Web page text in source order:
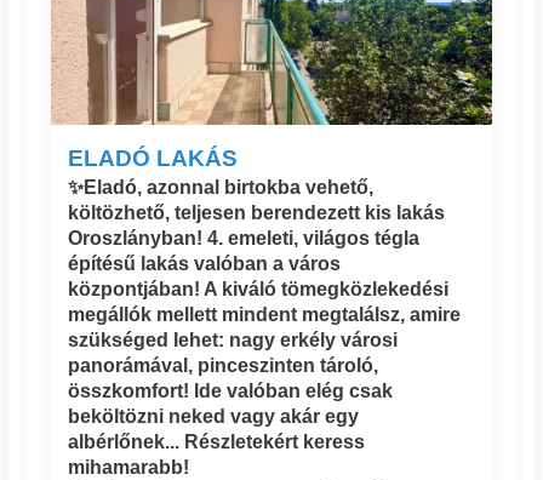
ELADÓ LAKÁS
✨Eladó, azonnal birtokba vehető,
költözhető, teljesen berendezett kis lakás
Oroszlányban! 4. emeleti, világos tégla
építésű lakás valóban a város
központjában! A kiváló tömegközlekedési
megállók mellett mindent megtalálsz, amire
szükséged lehet: nagy erkély városi
panorámával, pinceszinten tároló,
összkomfort! Ide valóban elég csak
beköltözni neked vagy akár egy
albérlőnek... Részletekért keress
mihamarabb!